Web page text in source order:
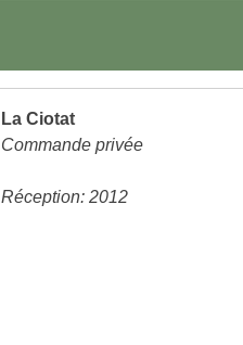
La Ciotat
Commande privée
Réception: 2012